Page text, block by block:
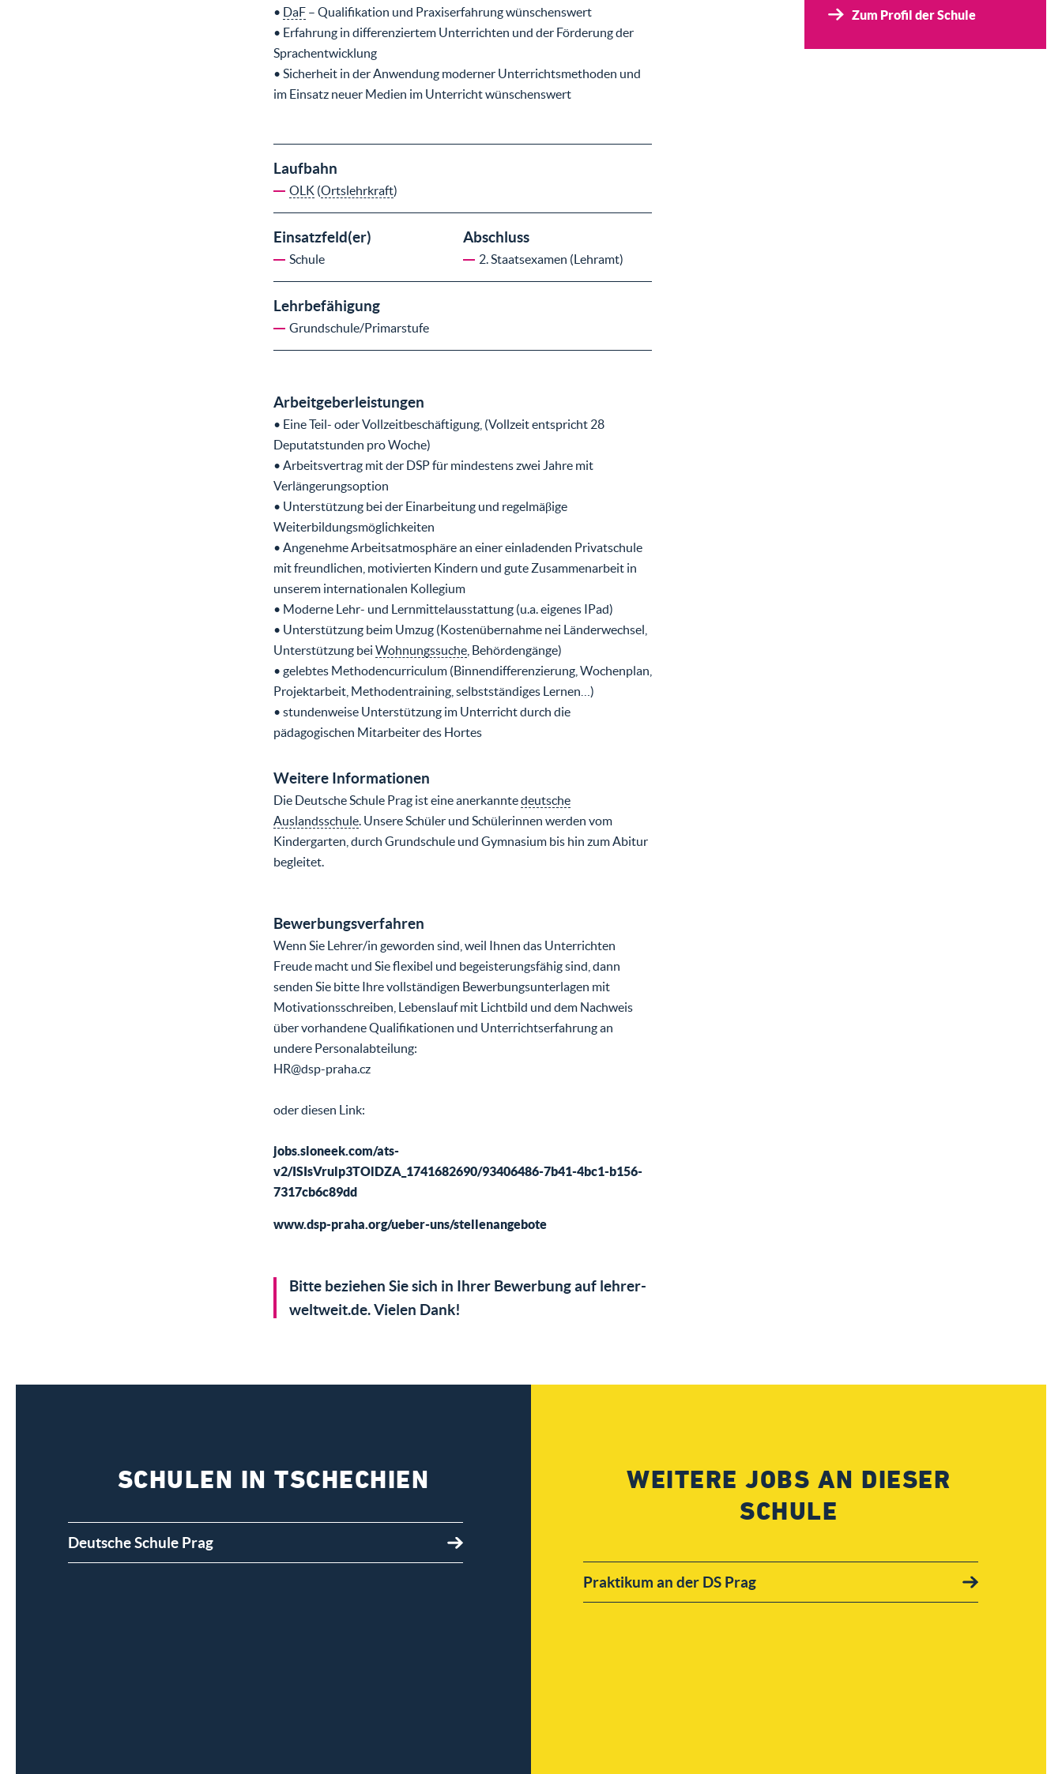
Zum Profil der Schule
• DaF– Qualifikation und Praxiserfahrung wünschenswert
• Erfahrung in differenziertem Unterrichten und der Förderung der
Sprachentwicklung
• Sicherheit in der Anwendung moderner Unterrichtsmethoden und
im Einsatz neuer Medien im Unterricht wünschenswert
Laufbahn
OLK (Ortslehrkraft)
Einsatzfeld(er)
Schule
Abschluss
2. Staatsexamen (Lehramt)
Lehrbefähigung
Grundschule/Primarstufe
Arbeitgeberleistungen
• Eine Teil- oder Vollzeitbeschäftigung, (Vollzeit entspricht 28
Deputatstunden pro Woche)
• Arbeitsvertrag mit der DSP für mindestens zwei Jahre mit
Verlängerungsoption
• Unterstützung bei der Einarbeitung und regelmäβige
Weiterbildungsmöglichkeiten
• Angenehme Arbeitsatmosphäre an einer einladenden Privatschule
mit freundlichen, motivierten Kindern und gute Zusammenarbeit in
unserem internationalen Kollegium
• Moderne Lehr- und Lernmittelausstattung (u.a. eigenes IPad)
• Unterstützung beim Umzug (Kostenübernahme nei Länderwechsel,
Unterstützung bei Wohnungssuche, Behördengänge)
• gelebtes Methodencurriculum (Binnendifferenzierung, Wochenplan,
Projektarbeit, Methodentraining, selbstständiges Lernen…)
• stundenweise Unterstützung im Unterricht durch die
pädagogischen Mitarbeiter des Hortes
Weitere Informationen
Die Deutsche Schule Prag ist eine anerkanntedeutsche
Auslandsschule. Unsere Schüler und Schülerinnen werden vom
Kindergarten, durch Grundschule und Gymnasium bis hin zum Abitur
begleitet.
Bewerbungsverfahren
Wenn Sie Lehrer/in geworden sind, weil Ihnen das Unterrichten
Freude macht und Sie flexibel und begeisterungsfähig sind, dann
senden Sie bitte Ihre vollständigen Bewerbungsunterlagen mit
Motivationsschreiben, Lebenslauf mit Lichtbild und dem Nachweis
über vorhandene Qualifikationen und Unterrichtserfahrung an
undere Personalabteilung:
HR@dsp-praha.cz
oder diesen Link:
jobs.sloneek.com/ats-
v2/ISIsVrulp3TOlDZA_1741682690/93406486-7b41-4bc1-b156-
7317cb6c89dd
www.dsp-praha.org/ueber-uns/stellenangebote
Bitte beziehen Sie sich in Ihrer Bewerbung auf lehrer-
weltweit.de. Vielen Dank!
SCHULEN IN TSCHECHIEN
Deutsche Schule Prag
WEITERE JOBS AN DIESER
SCHULE
Praktikum an der DS Prag